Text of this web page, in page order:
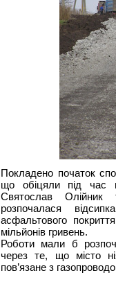
Покладено початок
що обіцяли під час
Святослав
розпочалася
асфальтового
мільйонів гривень.
Роботи мали б
через те, що місто
пов’язане з